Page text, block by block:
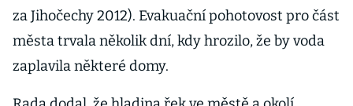
za Jihočechy 2012). Evakuační pohotovost pro část
města trvala několik dní, kdy hrozilo, že by voda
zaplavila některé domy.